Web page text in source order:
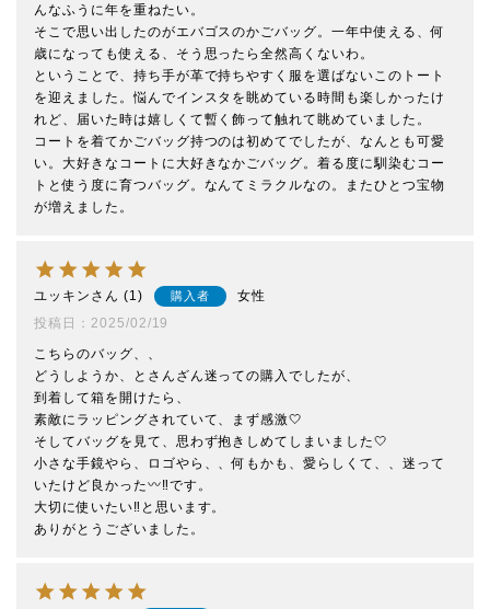
んなふうに年を重ねたい。
そこで思い出したのがエバゴスのかごバッグ。一年中使える、何
歳になっても使える、そう思ったら全然高くないわ。
ということで、持ち手が革で持ちやすく服を選ばないこのトート
を迎えました。悩んでインスタを眺めている時間も楽しかったけ
れど、届いた時は嬉しくて暫く飾って触れて眺めていました。
コートを着てかごバッグ持つのは初めてでしたが、なんとも可愛
い。大好きなコートに大好きなかごバッグ。着る度に馴染むコー
トと使う度に育つバッグ。なんてミラクルなの。またひとつ宝物
が増えました。
ユッキン 1 購入者
女性
投稿日
2025/02/19
こちらのバッグ、、
どうしようか、とさんざん迷っての購入でしたが、
到着して箱を開けたら、
素敵にラッピングされていて、まず感激🤍
そしてバッグを見て、思わず抱きしめてしまいました🤍
小さな手鏡やら、ロゴやら、、何もかも、愛らしくて、、迷って
いたけど良かった〰︎‼️です。
大切に使いたい‼️と思います。
ありがとうございました。